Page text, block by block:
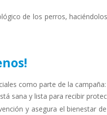
de los perros,
como parte de la campaña:
sana y lista para recibir
y asegura el bienestar